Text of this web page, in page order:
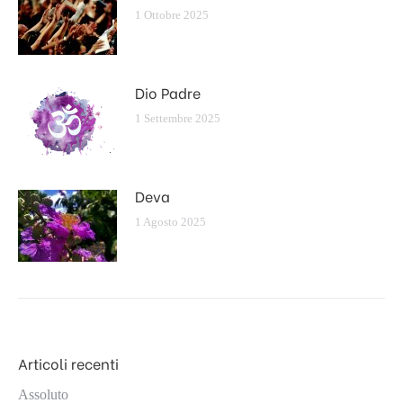
1 Ottobre 2025
Dio Padre
1 Settembre 2025
Deva
1 Agosto 2025
Articoli recenti
Assoluto